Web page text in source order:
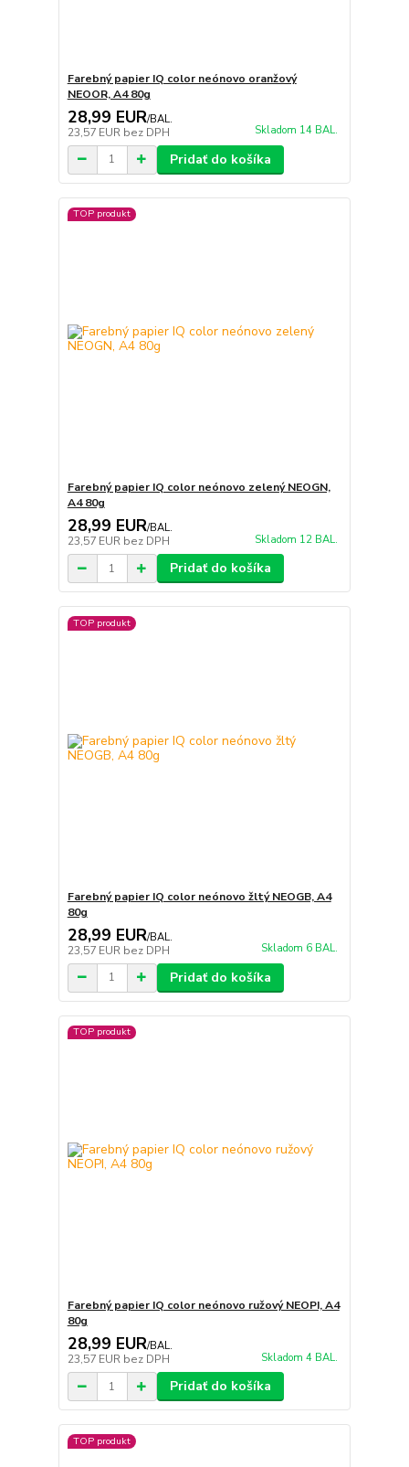
Farebný papier IQ color neónovo oranžový
NEOOR, A4 80g
28,99 EUR/BAL.
23,57 EUR bez DPH Skladom 14 BAL.
Pridať do košíka
TOP produkt
Farebný papier IQ color neónovo zelený NEOGN,
A4 80g
28,99 EUR/BAL.
23,57 EUR bez DPH Skladom 12 BAL.
Pridať do košíka
TOP produkt
Farebný papier IQ color neónovo žltý NEOGB, A4
80g
28,99 EUR/BAL.
23,57 EUR bez DPH Skladom 6 BAL.
Pridať do košíka
TOP produkt
Farebný papier IQ color neónovo ružový NEOPI, A4
80g
28,99 EUR/BAL.
23,57 EUR bez DPH Skladom 4 BAL.
Pridať do košíka
TOP produkt